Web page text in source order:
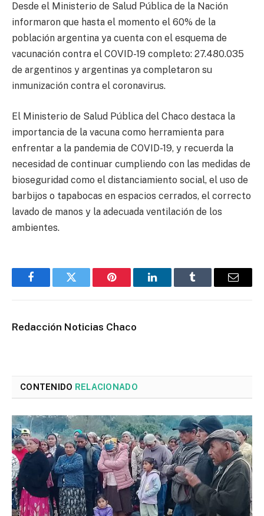
Desde el Ministerio de Salud Pública de la Nación
informaron que hasta el momento el 60% de la
población argentina ya cuenta con el esquema de
vacunación contra el COVID-19 completo: 27.480.035
de argentinos y argentinas ya completaron su
inmunización contra el coronavirus.
El Ministerio de Salud Pública del Chaco destaca la
importancia de la vacuna como herramienta para
enfrentar a la pandemia de COVID-19, y recuerda la
necesidad de continuar cumpliendo con las medidas de
bioseguridad como el distanciamiento social, el uso de
barbijos o tapabocas en espacios cerrados, el correcto
lavado de manos y la adecuada ventilación de los
ambientes.
FacebookTwitter Pinterest LinkedInTumblr Email
Redacción Noticias Chaco
CONTENIDO RELACIONADO